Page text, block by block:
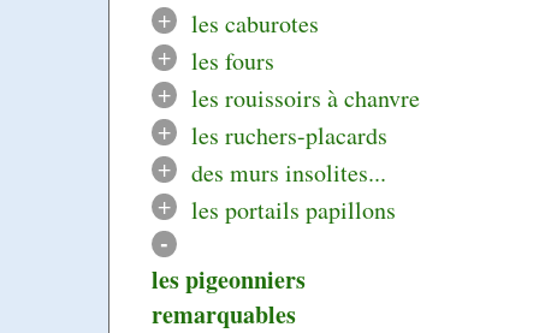
+
les caburotes
+
les fours
+
les rouissoirs à chanvre
+
les ruchers-placards
+
des murs insolites...
+
les portails papillons
-
les pigeonniers
remarquables